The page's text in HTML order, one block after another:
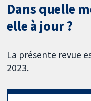
Dans quelle
elle à jour ?
La présente revue
2023.